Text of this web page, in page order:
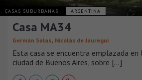
CASAS SUBURBANAS ARGENTINA
Casa MA34
Germán Salas, Nicolás de Jauregui
Esta casa se encuentra emplazada
ciudad de Buenos Aires, sobre [...]